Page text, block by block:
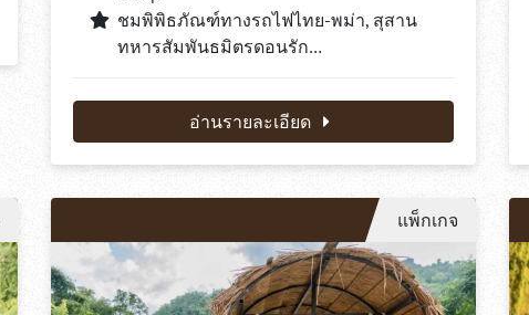
ชมพิพิธภัณฑ์ทางรถไฟไทย-พม่า, สุสาน
ทหารสัมพันธมิตรดอนรัก…
อ่านรายละเอียด
แพ็กเกจ